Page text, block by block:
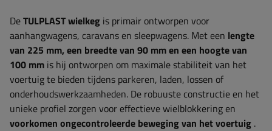
DeTULPLASTwielkeg is primair ontworpen voor
aanhangwagens, caravans en sleepwagens. Met een lengte
van 225 mm, een breedte van 90 mm en een hoogte van
100 mm is hij ontworpen om maximale stabiliteit van het
voertuig te bieden tijdens parkeren, laden, lossen of
onderhoudswerkzaamheden. De robuuste constructie en het
unieke profiel zorgen voor effectieve wielblokkering en
voorkomen ongecontroleerde beweging van het voertuig .